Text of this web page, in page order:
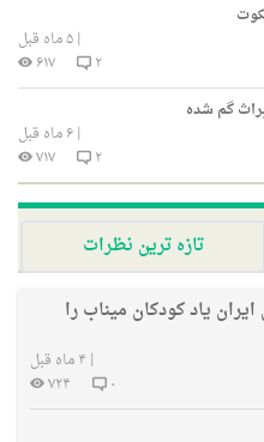
|۵ ماه قبل
۲
۶۱۷
گم شده
|۶ ماه قبل
۲
۷۱۷
تازه ترین نظرات
یاد کودکان میناب را
| ۴ ماه قبل
۰
۷۲۴